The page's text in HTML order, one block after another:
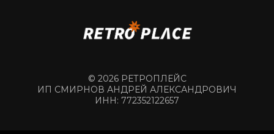
© 2026 РЕТРОПЛЕЙС
ИП СМИРНОВ АНДРЕЙ АЛЕКСАНДРОВИЧ
ИНН: 772352122657